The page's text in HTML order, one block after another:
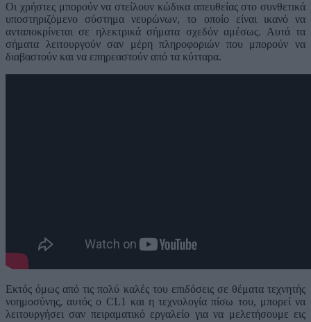
Οι χρήστες μπορούν να στείλουν κώδικα απευθείας στο συνθετικά
υποστηριζόμενο σύστημα νευρώνων, το οποίο είναι ικανό να
ανταποκρίνεται σε ηλεκτρικά σήματα σχεδόν αμέσως. Αυτά τα
σήματα λειτουργούν σαν μέρη πληροφοριών που μπορούν να
διαβαστούν και να επηρεαστούν από τα κύτταρα.
Εκτός όμως από τις πολύ καλές του επιδόσεις σε θέματα τεχνητής
νοημοσύνης, αυτός ο CL1 και η τεχνολογία πίσω του, μπορεί να
λειτουργήσει σαν πειραματικό εργαλείο για να μελετήσουμε εις